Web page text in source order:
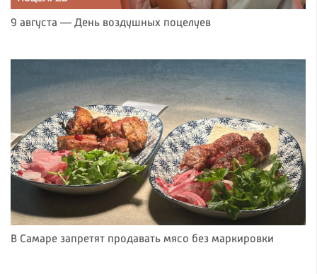
9 августа — День воздушных поцелуев
В Самаре запретят продавать мясо без маркировки